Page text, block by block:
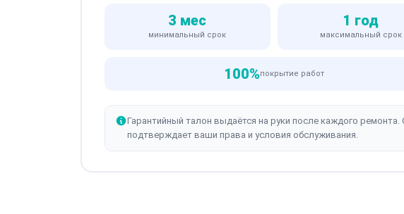
3 мес
минимальный срок
1 год
максимальный срок
100%покрытие работ
Гарантийный талон выдаётся на руки после каждого ремонта.
подтверждает ваши права и условия обслуживания.